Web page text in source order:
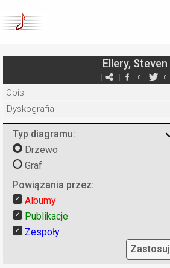
Ellery, Steven
0 0
Opis
Dyskografia
Typ diagramu:
Drzewo
Graf
Powiązania przez:
Albumy
Publikacje
Zespoły
Zastosuj